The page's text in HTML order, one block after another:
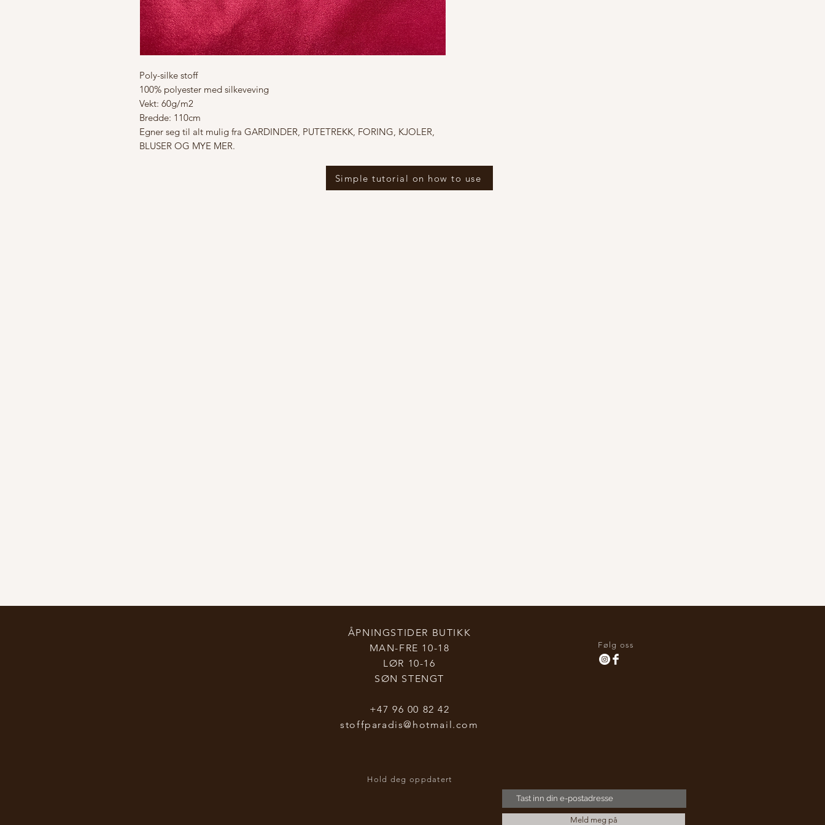
Poly-silke stoff
100% polyester med silkeveving
Vekt: 60g/m2
Bredde: 110cm
Egner seg til alt mulig fra GARDINDER, PUTETREKK, FORING, KJOLER,
BLUSER OG MYE MER.
Simple tutorial on how to use
ÅPNINGSTIDER BUTIKK
MAN-FRE 10-18
LØR 10-16
SØN STENGT
+47 96 00 82 42
stoffparadis@hotmail.com
Følg oss
Hold deg oppdatert
Meld meg på